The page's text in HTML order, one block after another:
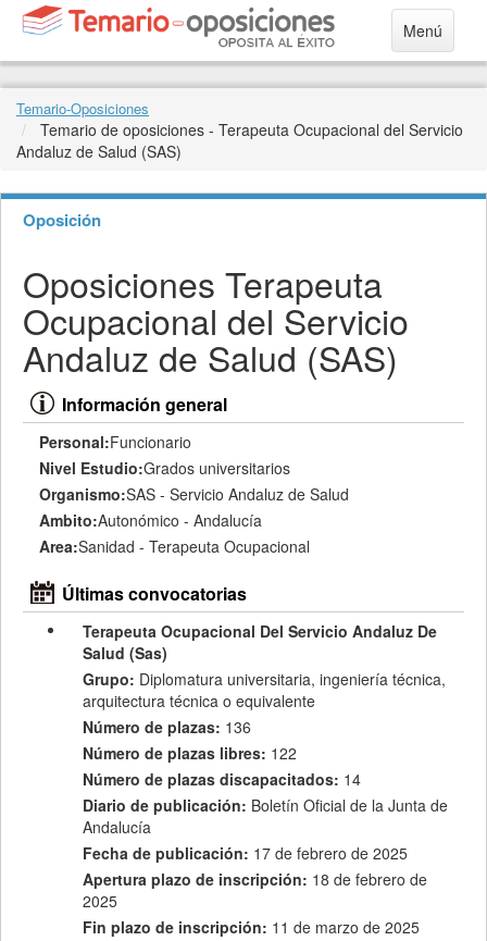
Menú
Temario-Oposiciones
Temario de oposiciones - Terapeuta Ocupacional del Servicio
Andaluz de Salud (SAS)
Oposición
Oposiciones Terapeuta
Ocupacional del Servicio
Andaluz de Salud (SAS)
Información general
Personal:Funcionario
Nivel Estudio:Grados universitarios
Organismo:SAS - Servicio Andaluz de Salud
Ambito:Autonómico - Andalucía
Area:Sanidad - Terapeuta Ocupacional
Últimas convocatorias
Terapeuta Ocupacional Del Servicio Andaluz De
Salud (Sas)
Grupo: Diplomatura universitaria, ingeniería técnica,
arquitectura técnica o equivalente
Número de plazas: 136
Número de plazas libres: 122
Número de plazas discapacitados: 14
Diario de publicación: Boletín Oficial de la Junta de
Andalucía
Fecha de publicación: 17 de febrero de 2025
Apertura plazo de inscripción: 18 de febrero de
2025
Fin plazo de inscripción: 11 de marzo de 2025